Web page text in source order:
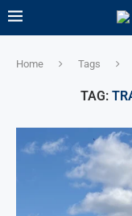
Home Tags
TAG: